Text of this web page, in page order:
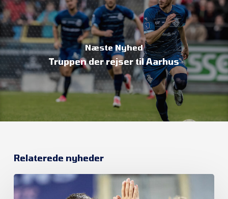
Næste Nyhed
Truppen der rejser til Aarhus
Relaterede nyheder
FC